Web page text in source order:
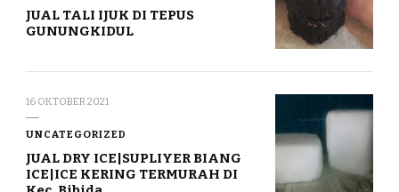
JUAL TALI IJUK DI TEPUS
GUNUNGKIDUL
16 OKTOBER 2021
UNCATEGORIZED
JUAL DRY ICE|SUPLIYER BIANG
ICE|ICE KERING TERMURAH DI